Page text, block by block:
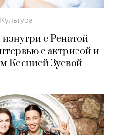
Культура
с Ренатой
с актрисой и
Ксенией Зуевой